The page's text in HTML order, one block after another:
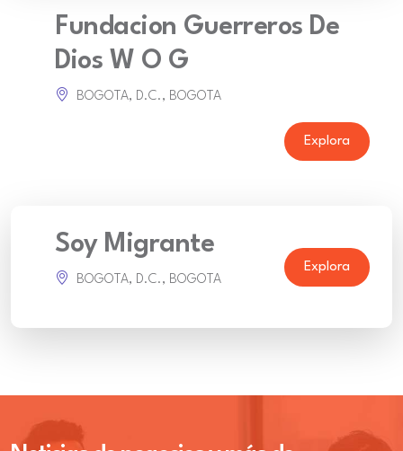
Fundacion Guerreros De
Dios W O G
BOGOTA, D.C., BOGOTA
Explora
Soy Migrante
BOGOTA, D.C., BOGOTA
Explora